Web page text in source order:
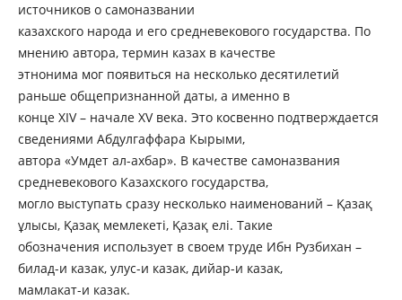
источников о самоназвании
казахского народа и его средневекового государства. По
мнению автора, термин казах в качестве
этнонима мог появиться на несколько десятилетий
раньше общепризнанной даты, а именно в
конце XIV – начале XV века. Это косвенно подтверждается
сведениями Абдулгаффара Кырыми,
автора «Умдет ал-ахбар». В качестве самоназвания
средневекового Казахского государства,
могло выступать сразу несколько наименований – Қазақ
ұлысы, Қазақ мемлекеті, Қазақ елі. Такие
обозначения использует в своем труде Ибн Рузбихан –
билад-и казак, улус-и казак, дийар-и казак,
мамлакат-и казак.